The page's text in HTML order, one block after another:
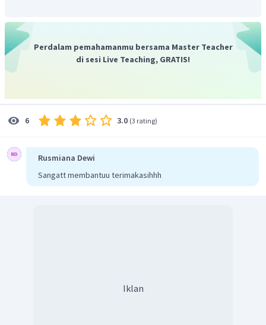
Perdalam pemahamanmu bersama Master Teacher
di sesi Live Teaching, GRATIS!
6 3.0 (3 rating)
Rusmiana Dewi
Sangatt membantuu terimakasihhh
Iklan